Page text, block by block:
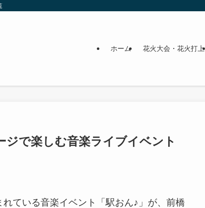
ホーム 花火大会・花火打上
ジで楽しむ音楽ライブイベント
ている音楽イベント「駅おん♪」が、前橋